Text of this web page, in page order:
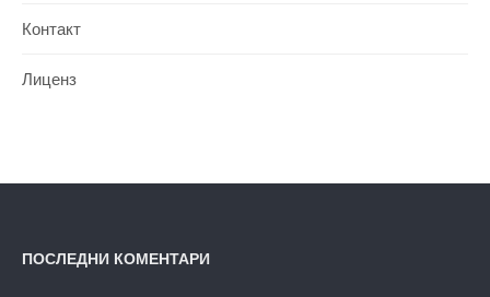
Контакт
Лиценз
ПОСЛЕДНИ КОМЕНТАРИ